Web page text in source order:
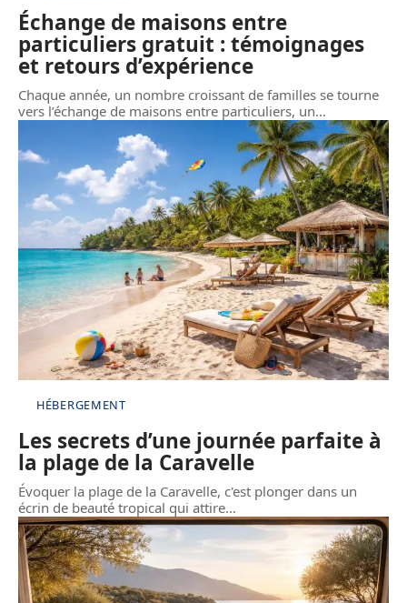
Échange de maisons entre
particuliers gratuit : témoignages
et retours d’expérience
Chaque année, un nombre croissant de familles se tourne
vers l’échange de maisons entre particuliers, un…
HÉBERGEMENT
Les secrets d’une journée parfaite à
la plage de la Caravelle
Évoquer la plage de la Caravelle, c'est plonger dans un
écrin de beauté tropical qui attire…